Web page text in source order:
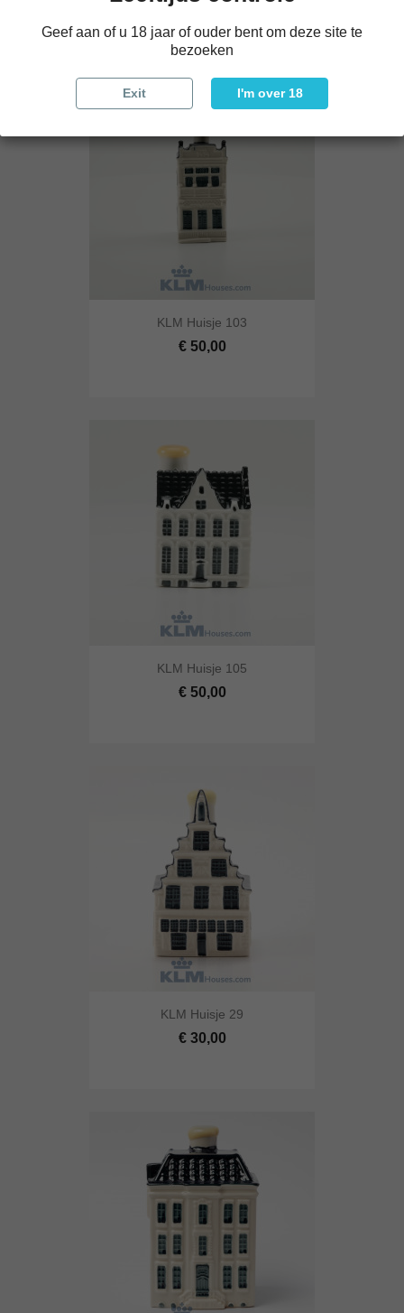
KLM Huisje 103
€ 50,00
KLM Huisje 105
€ 50,00
KLM Huisje 29
€ 30,00
Geef aan of u 18 jaar of ouder bent om deze site te
bezoeken
Exit I'm over 18